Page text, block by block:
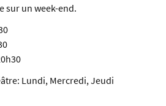
sur un week-end.
Lundi, Mercredi, Jeudi